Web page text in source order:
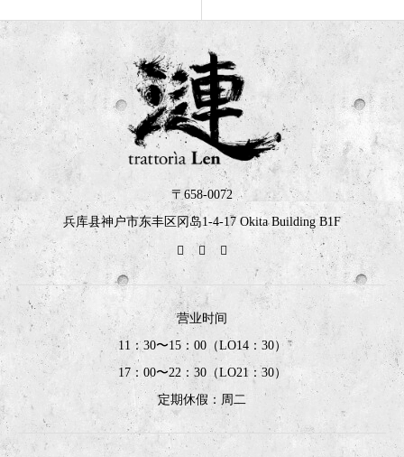
〒658-0072
兵库县神户市东丰区冈岛1-4-17 Okita Building B1F
营业时间
11：30〜15：00（LO14：30）
17：00〜22：30（LO21：30）
定期休假：周二